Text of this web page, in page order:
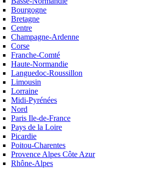
Bourgogne
Bretagne
Centre
Champagne-Ardenne
Corse
Franche-Comté
Haute-Normandie
Languedoc-Roussillon
Limousin
Lorraine
Midi-Pyrénées
Nord
Paris Ile-de-France
Pays de la Loire
Picardie
Poitou-Charentes
Provence Alpes Côte Azur
Rhône-Alpes